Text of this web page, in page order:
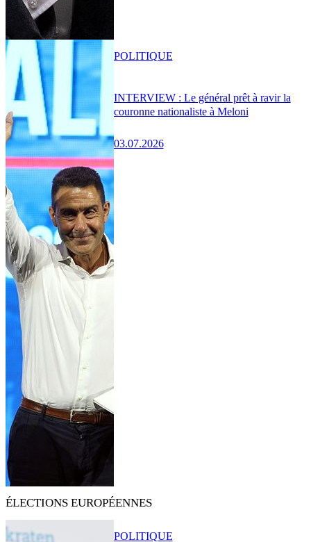
INTERVIEW : Le général prêt à ravir la
couronne nationaliste à Meloni
03.07.2026
POLITIQUE
ÉLECTIONS EUROPÉENNES
POLITIQUE